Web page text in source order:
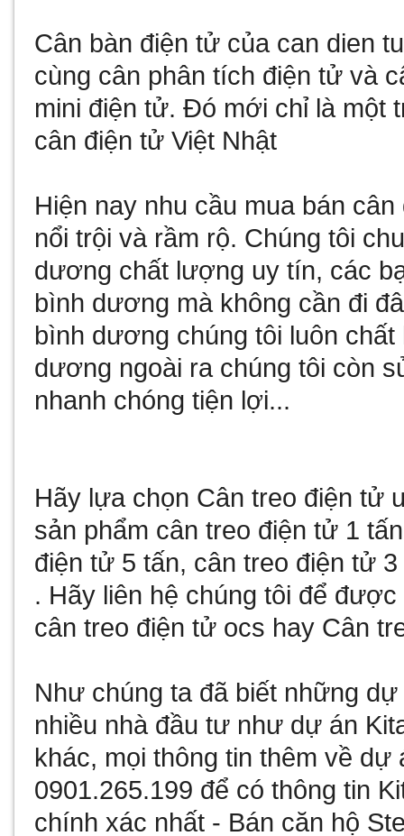
Cân bàn điện tử của can dien tu
cùng cân phân tích điện tử và
mini điện tử. Đó mới chỉ là một
cân điện tử Việt Nhật
Hiện nay nhu cầu mua bán
nổi trội và rầm rộ. Chúng tôi
dương chất lượng uy tín, các
bình dương mà không cần đi
bình dương chúng tôi luôn
dương ngoài ra chúng tôi còn
nhanh chóng tiện lợi...
Hãy lựa chọn Cân treo điện tử
sản phẩm cân treo điện tử 1 tấn
điện tử 5 tấn, cân treo điện tử 3
. Hãy liên hệ chúng tôi để
cân treo điện tử ocs hay Cân
Như chúng ta đã biết những dự
nhiều nhà đầu tư như dự án
khác, mọi thông tin thêm về dự
0901.265.199 để có thông tin
chính xác nhất - Bán căn hộ